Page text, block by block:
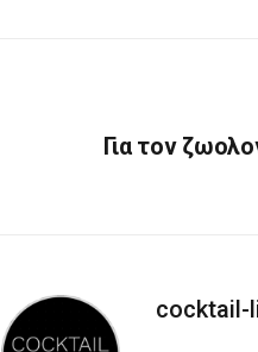
Για τον
cocktail-